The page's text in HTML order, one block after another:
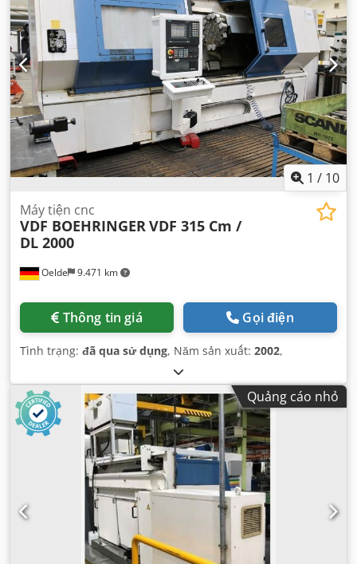
1 / 10
Oelde 9.471 km
Máy tiện cnc
VDF BOEHRINGERVDF 315 Cm /
DL 2000
Thông tin giá Gọi điện
Tình trạng: đã qua sử dụng, Năm sản xuất: 2002,
Quảng cáo nhỏ